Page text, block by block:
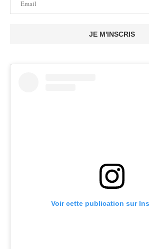
JE M'INSCRIS
Voir cette publication sur